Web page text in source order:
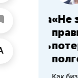
работа «Не